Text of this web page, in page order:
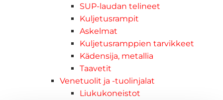
SUP-laudan telineet
Kuljetusrampit
Askelmat
Kuljetusramppien tarvikkeet
Kädensija, metallia
Taavetit
Venetuolit ja -tuolinjalat
Liukukoneistot